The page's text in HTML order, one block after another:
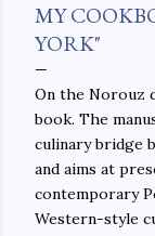
MY
YORK"
On the Norouz
book. The
culinary bridge
and aims at
contemporary
Western-style